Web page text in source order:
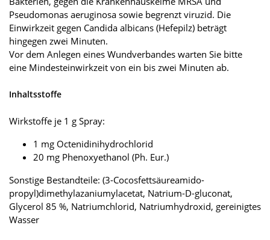
Pseudomonas aeruginosa sowie begrenzt viruzid. Die
Einwirkzeit gegen Candida albicans (Hefepilz) beträgt
hingegen zwei Minuten.
Vor dem Anlegen eines Wundverbandes warten Sie bitte
eine Mindesteinwirkzeit von ein bis zwei Minuten ab.
Inhaltsstoffe
Wirkstoffe je 1 g Spray:
1 mg Octenidinihydrochlorid
20 mg Phenoxyethanol (Ph. Eur.)
Sonstige Bestandteile: (3-Cocosfettsäureamido-
propyl)dimethylazaniumylacetat, Natrium-D-gluconat,
Glycerol 85 %, Natriumchlorid, Natriumhydroxid, gereinigtes
Wasser